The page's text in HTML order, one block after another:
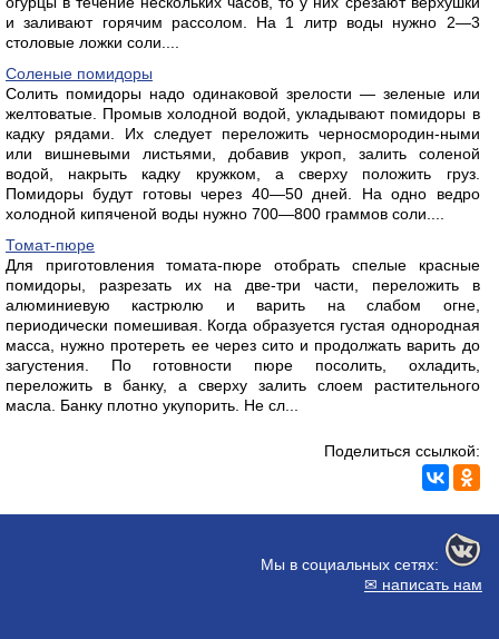
и заливают горячим рассолом. На 1 литр воды нужно 2—3
столовые ложки соли....
Соленые помидоры
Солить помидоры надо одинаковой зрелости — зеленые или
желтоватые. Промыв холодной водой, укладывают помидоры в
кадку рядами. Их следует переложить черносмородин-ными
или вишневыми листьями, добавив укроп, залить соленой
водой, накрыть кадку кружком, а сверху положить груз.
Помидоры будут готовы через 40—50 дней. На одно ведро
холодной кипяченой воды нужно 700—800 граммов соли....
Томат-пюре
Для приготовления томата-пюре отобрать спелые красные
помидоры, разрезать их на две-три части, переложить в
алюминиевую кастрюлю и варить на слабом огне,
периодически помешивая. Когда образуется густая однородная
масса, нужно протереть ее через сито и продолжать варить до
загустения. По готовности пюре посолить, охладить,
переложить в банку, а сверху залить слоем растительного
масла. Банку плотно укупорить. Не сл...
Поделиться ссылкой:
Мы в социальных сетях:
✉ написать нам